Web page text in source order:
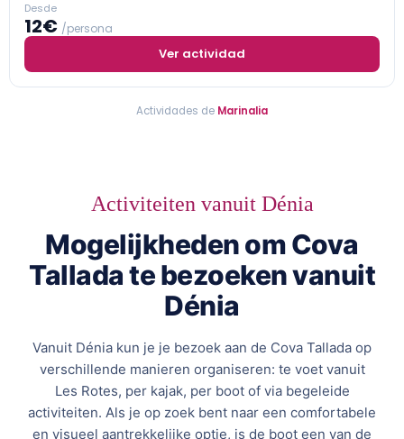
Desde
12€ /persona
Ver actividad
Actividades de Marinalia
Activiteiten vanuit Dénia
Mogelijkheden om Cova
Tallada te bezoeken vanuit
Dénia
Vanuit Dénia kun je je bezoek aan de Cova Tallada op
verschillende manieren organiseren: te voet vanuit
Les Rotes, per kajak, per boot of via begeleide
activiteiten. Als je op zoek bent naar een comfortabele
en visueel aantrekkelijke optie, is de boot een van de